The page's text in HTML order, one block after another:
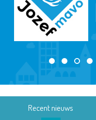
Recent nieuws